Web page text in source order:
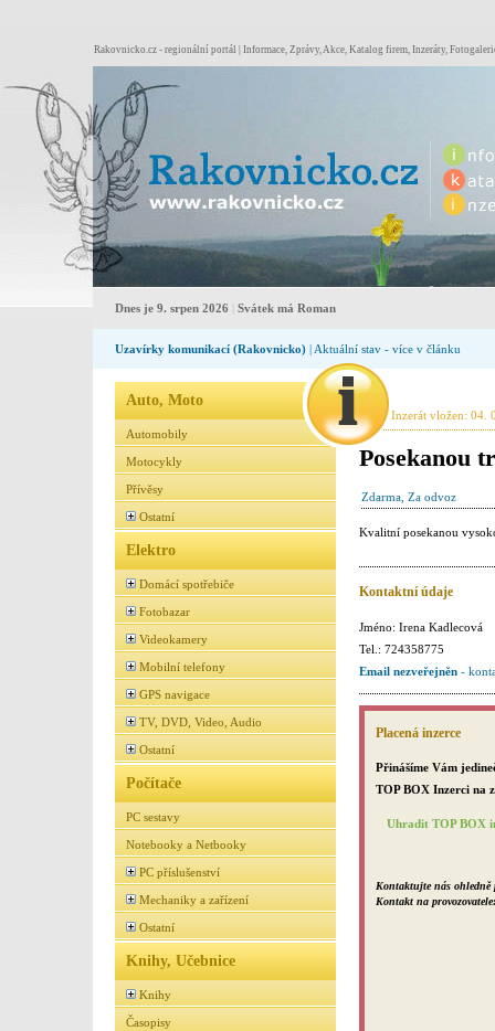
Rakovnicko.cz - regionální portál | Informace, Zprávy, Akce, Katalog firem, Inzeráty,
Dnes je 9. srpen 2026 Svátek má Roman
Uzavírky komunikací (Rakovnicko) | Aktuální stav - více v článku
Auto, Moto
Automobily
Motocykly
Přívěsy
Ostatní
Elektro
Domácí spotřebiče
Fotobazar
Videokamery
Mobilní telefony
GPS navigace
TV, DVD, Video, Audio
Ostatní
Počítače
PC sestavy
Notebooky a Netbooky
PC příslušenství
Mechaniky a zařízení
Ostatní
Knihy, Učebnice
Knihy
Časopisy
Inzerát vložen: 04.
Posekanou
Zdarma, Za odvoz
Kvalitní posekanou
Kontaktní údaje
Jméno: Irena Kadlecová
Tel.: 724358775
Email nezveřejněn -
Placená inzerce
Přinášíme Vám
TOP BOX Inzerci na
Uhradit TOP BOX
Kontaktujte nás ohledně
Kontakt na